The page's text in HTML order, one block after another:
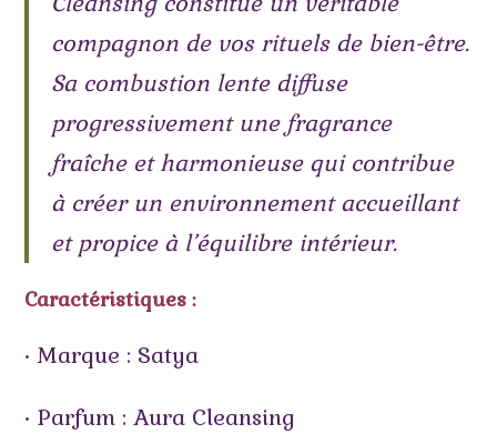
compagnon de vos rituels de bien-être.
Sa combustion lente diffuse
progressivement une fragrance
fraîche et harmonieuse qui contribue
à créer un environnement accueillant
et propice à l’équilibre intérieur.
Caractéristiques :
• Marque : Satya
• Parfum : Aura Cleansing